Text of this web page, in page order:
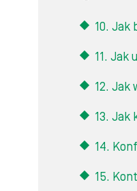
10. Jak
11. Jak
12. Jak
13. Jak
14.
15.